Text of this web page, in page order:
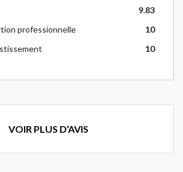
9.83
professionnelle
10
10
VOIR PLUS D’AVIS